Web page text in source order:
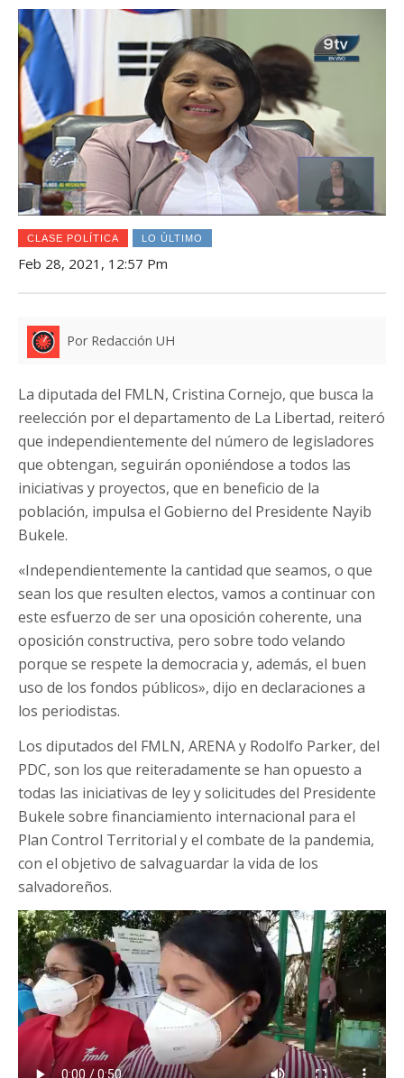
CLASE POLÍTICA LO ÚLTIMO
Feb 28, 2021, 12:57 Pm
Por Redacción UH
La diputada del FMLN, Cristina Cornejo, que busca la
reelección por el departamento de La Libertad, reiteró
que independientemente del número de legisladores
que obtengan, seguirán oponiéndose a todos las
iniciativas y proyectos, que en beneficio de la
población, impulsa el Gobierno del Presidente Nayib
Bukele.
«Independientemente la cantidad que seamos, o que
sean los que resulten electos, vamos a continuar con
este esfuerzo de ser una oposición coherente, una
oposición constructiva, pero sobre todo velando
porque se respete la democracia y, además, el buen
uso de los fondos públicos», dijo en declaraciones a
los periodistas.
Los diputados del FMLN, ARENA y Rodolfo Parker, del
PDC, son los que reiteradamente se han opuesto a
todas las iniciativas de ley y solicitudes del Presidente
Bukele sobre financiamiento internacional para el
Plan Control Territorial y el combate de la pandemia,
con el objetivo de salvaguardar la vida de los
salvadoreños.